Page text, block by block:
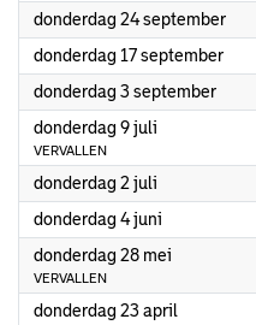
donderdag 24 september2026
donderdag 17 september2026
donderdag 3 september2026
donderdag 9 juli
VERVALLEN
donderdag 2 juli
donderdag 4 juni
donderdag 28 mei
VERVALLEN
donderdag 23 april